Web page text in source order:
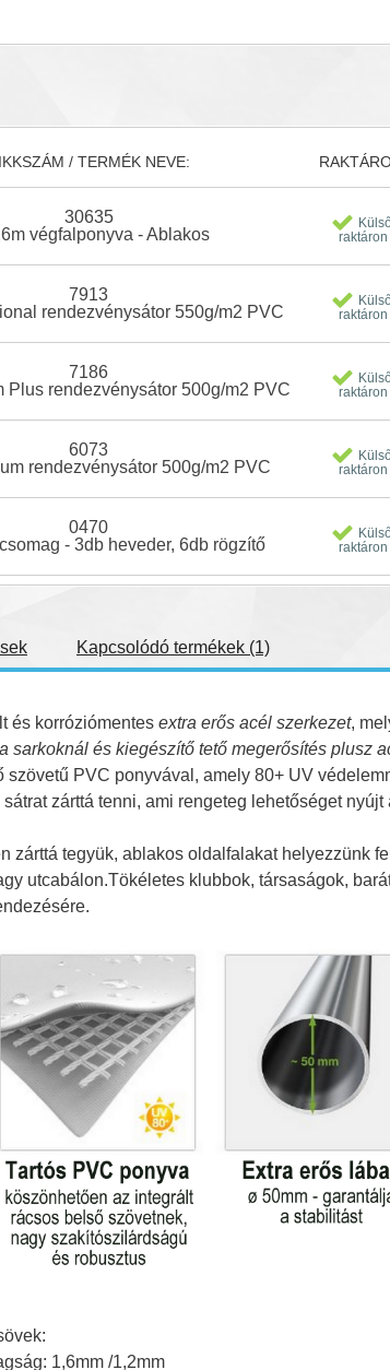
/ TERMÉK NEVE:
30635
végfalponyva - Ablakos
raktáron
7913
rendezvénysátor 550g/m2 PVC
raktáron
7186
Plus rendezvénysátor 500g/m2 PVC
raktáron
6073
rendezvénysátor 500g/m2 PVC
raktáron
0470
- 3db heveder, 6db rögzítő
raktáron
Kapcsolódó termékek (1)
és korróziómentes extra erős acél szerkezet,
sarkoknál és kiegészítő tető megerősítés plusz
szövetű PVC ponyvával, amely 80+ UV
zárttá tenni, ami rengeteg lehetőséget
zárttá tegyük, ablakos oldalfalakat helyezzünk
utcabálon.Tökéletes klubbok, társaságok,
1,6mm /1,2mm